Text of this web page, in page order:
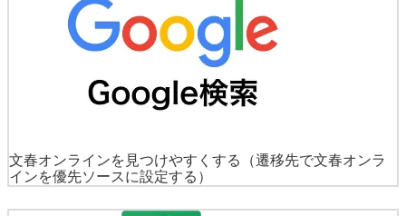
文春オンラインを見つけやすくする
（遷移先で文春オンラ
インを優先ソースに設定する）